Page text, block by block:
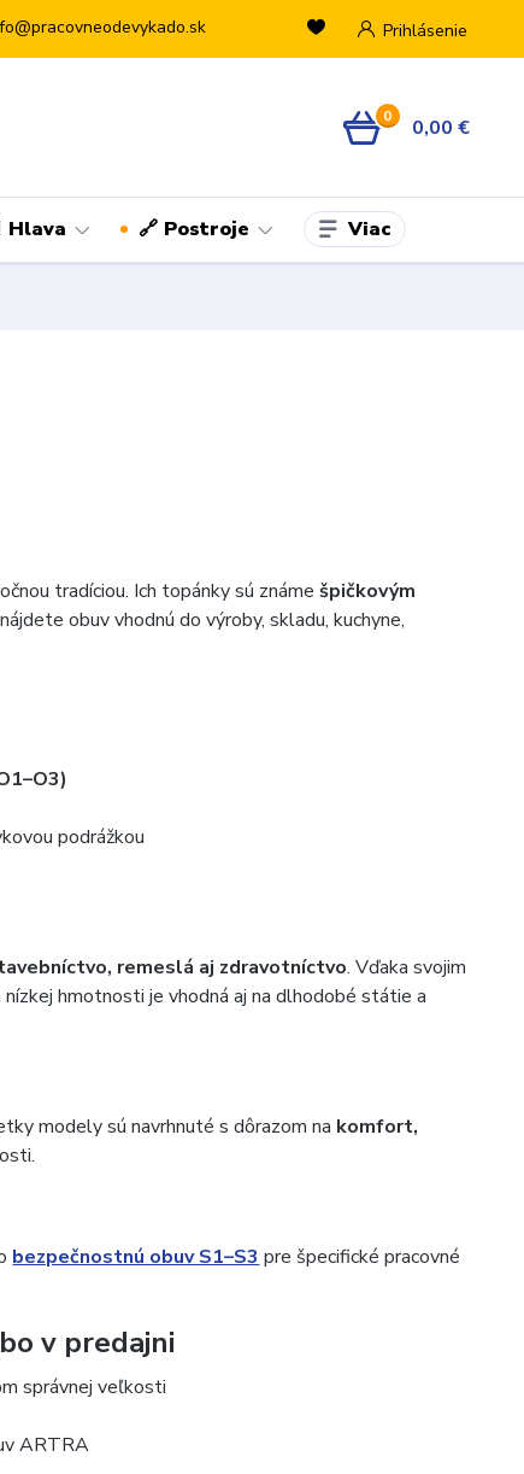
Prihlásenie
0 0,00 €
Hlava 🔗 Postroje Viac
tradíciou. Ich topánky sú známešpičkovým
obuv vhodnú do výroby, skladu, kuchyne,
podrážkou
remeslá aj zdravotníctvo. Vďaka svojim
hmotnosti je vhodná aj na dlhodobé státie a
modely sú navrhnuté s dôrazom na komfort,
bezpečnostnú obuv S1–S3 pre špecifické pracovné
v predajni
správnej veľkosti
ARTRA